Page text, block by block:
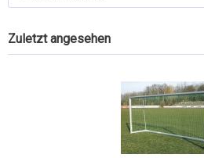
Zuletzt angesehen